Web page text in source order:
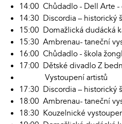
14:00 Chůdadlo - Dell Arte -
14:30 Discordia – historický
15:00 Domažlická dudácká
15:30 Ambrenau- taneční
16:00 Chůdadlo - škola
17:00 Dětské divadlo Z
Vystoupení artistů
17:30 Discordia – historický
18:00 Ambrenau- taneční
18:30 Kouzelnické